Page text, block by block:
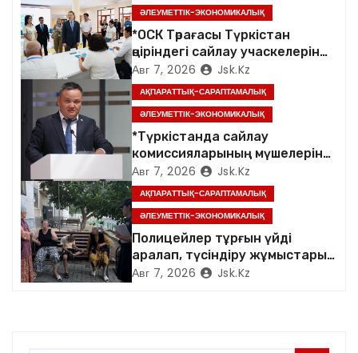
о
з
а
п
и
с
я
м
ӘЛЕУМЕТТІК-ЭКОНОМИКАЛЫҚ
*ОСК Төрағасы Түркістан
өңіріндегі сайлау учаскелерін
аралады*
Авг 7, 2026 Jsk.kz
АҚПАРАТТЫҚ-САРАПТАМАЛЫҚ
ӘЛЕУМЕТТІК-ЭКОНОМИКАЛЫҚ
*Түркістанда сайлау
комиссияларының мүшелеріне
арналған семинар өтті*
Авг 7, 2026 Jsk.kz
АҚПАРАТТЫҚ-САРАПТАМАЛЫҚ
ӘЛЕУМЕТТІК-ЭКОНОМИКАЛЫҚ
Полицейлер тұрғын үйді
аралап, түсіндіру жұмыстарын
жүргізді
Авг 7, 2026 Jsk.kz